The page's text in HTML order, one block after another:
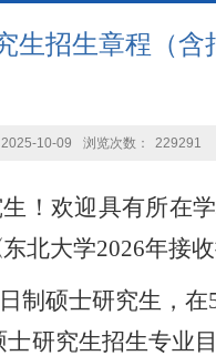
生招生章程（含
10-09 浏览次数： 229291
！欢迎具有所在
北大学2026年接
制硕士研究生，在
士研究生招生专业